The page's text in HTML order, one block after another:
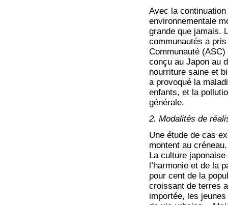
Avec la
environnementale
grande que jamais.
communautés a
Communauté
conçu au Japon au
nourriture saine et
a provoqué la
enfants, et la
générale.
2. Modalités de
Une étude de cas
montent au créneau.
La culture
l’harmonie et de la
pour cent de la
croissant de terres
importée, les